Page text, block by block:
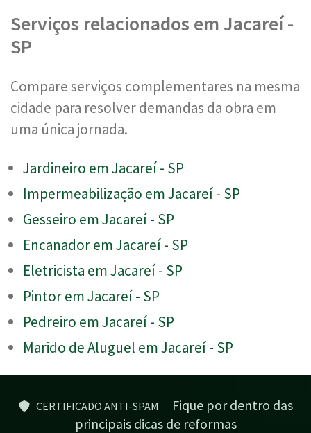
Serviços relacionados em Jacareí -
SP
Compare serviços complementares na mesma
cidade para resolver demandas da obra em
uma única jornada.
Jardineiro em Jacareí - SP
Impermeabilização em Jacareí - SP
Gesseiro em Jacareí - SP
Encanador em Jacareí - SP
Eletricista em Jacareí - SP
Pintor em Jacareí - SP
Pedreiro em Jacareí - SP
Marido de Aluguel em Jacareí - SP
CERTIFICADO ANTI-SPAM
Fique por dentro das
principais dicas de reformas